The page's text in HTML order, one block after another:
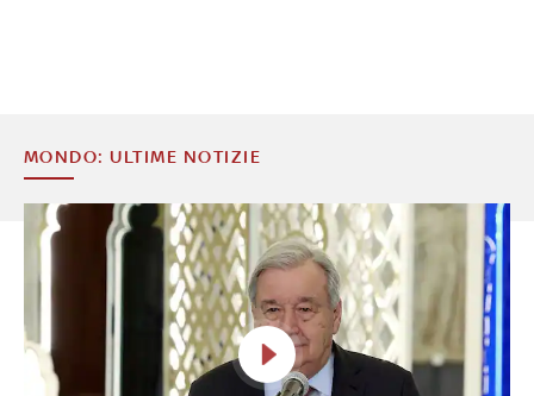
MONDO: ULTIME NOTIZIE